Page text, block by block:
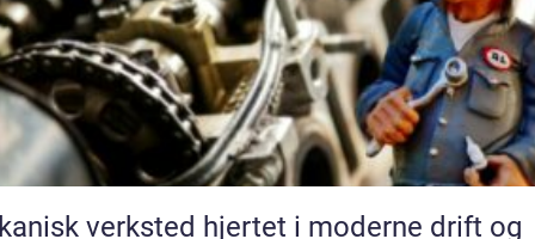
verksted hjertet i moderne drift og